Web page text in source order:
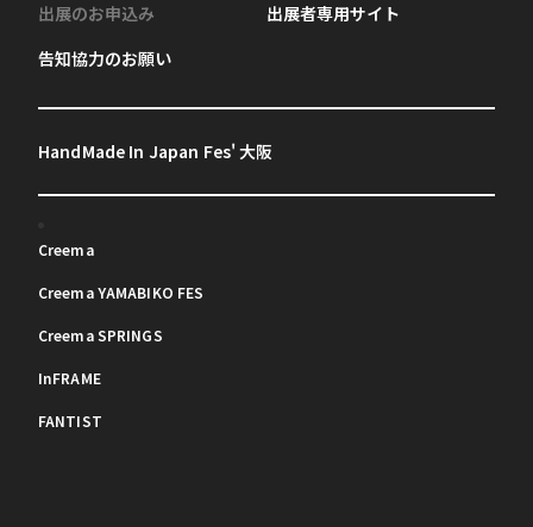
出展のお申込み
告知協力のお願い
出展者専用サイト
HandMade In Japan Fes' 大阪
Creema
Creema YAMABIKO FES
Creema SPRINGS
InFRAME
FANTIST